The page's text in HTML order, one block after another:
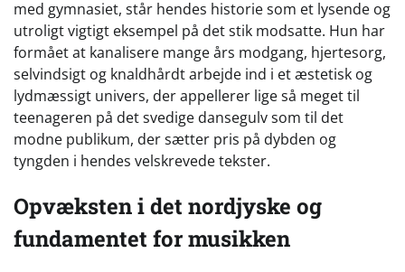
med gymnasiet, står hendes historie som et lysende og
utroligt vigtigt eksempel på det stik modsatte. Hun har
formået at kanalisere mange års modgang, hjertesorg,
selvindsigt og knaldhårdt arbejde ind i et æstetisk og
lydmæssigt univers, der appellerer lige så meget til
teenageren på det svedige dansegulv som til det
modne publikum, der sætter pris på dybden og
tyngden i hendes velskrevede tekster.
Opvæksten i det nordjyske og
fundamentet for musikken